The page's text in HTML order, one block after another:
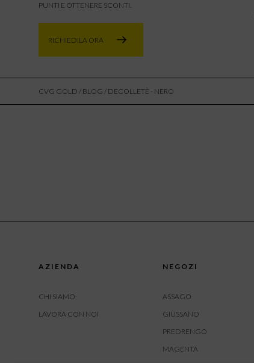
PUNTI E OTTENERE SCONTI.
RICHIEDILA ORA
CVG GOLD / BLOG / DECOLLETÈ - NERO
AZIENDA
CHI SIAMO
LAVORA CON NOI
NEGOZI
ASSAGO
GIUSSANO
PREDRENGO
MAGENTA